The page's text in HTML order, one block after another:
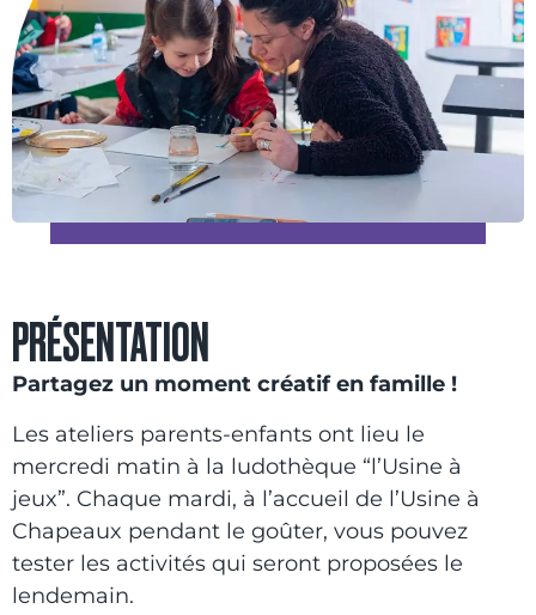
PRÉSENTATION
Partagez un moment créatif en famille !
Les ateliers parents-enfants ont lieu le
mercredi matin à la ludothèque “l’Usine à
jeux”. Chaque mardi, à l’accueil de l’Usine à
Chapeaux pendant le goûter, vous pouvez
tester les activités qui seront proposées le
lendemain.